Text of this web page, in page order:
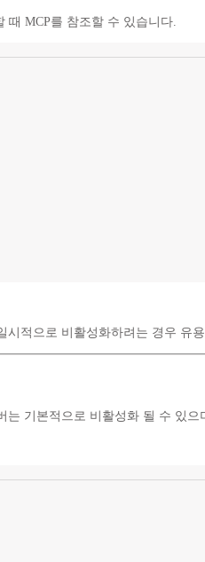
MCP를 참조할 수 있습니다.
시적으로 비활성화하려는 경우 유
기본적으로 비활성화 될 수 있